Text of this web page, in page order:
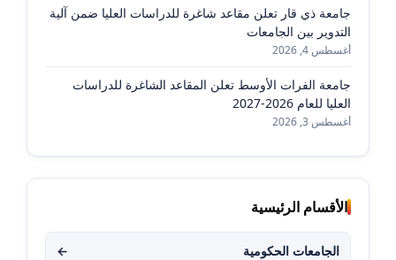
جامعة ذي قار تعلن مقاعد شاغرة للدراسات العليا ضمن آلية
التدوير بين الجامعات
أغسطس 4, 2026
جامعة الفرات الأوسط تعلن المقاعد الشاغرة للدراسات
العليا للعام 2026-2027
أغسطس 3, 2026
الأقسام الرئيسية
الجامعات الحكومية ←